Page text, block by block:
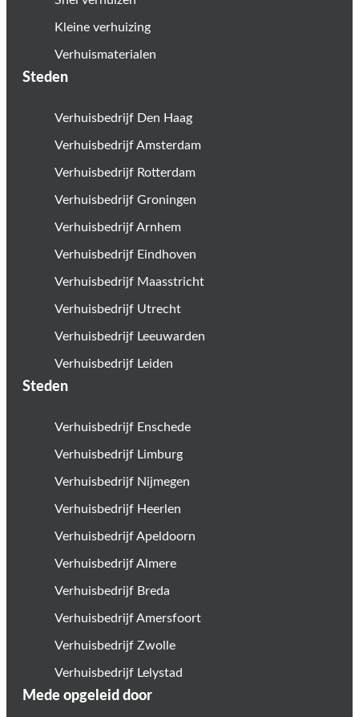
Kleine verhuizing
Verhuismaterialen
Steden
Verhuisbedrijf Den Haag
Verhuisbedrijf Amsterdam
Verhuisbedrijf Rotterdam
Verhuisbedrijf Groningen
Verhuisbedrijf Arnhem
Verhuisbedrijf Eindhoven
Verhuisbedrijf Maasstricht
Verhuisbedrijf Utrecht
Verhuisbedrijf Leeuwarden
Verhuisbedrijf Leiden
Steden
Verhuisbedrijf Enschede
Verhuisbedrijf Limburg
Verhuisbedrijf Nijmegen
Verhuisbedrijf Heerlen
Verhuisbedrijf Apeldoorn
Verhuisbedrijf Almere
Verhuisbedrijf Breda
Verhuisbedrijf Amersfoort
Verhuisbedrijf Zwolle
Verhuisbedrijf Lelystad
Mede opgeleid door